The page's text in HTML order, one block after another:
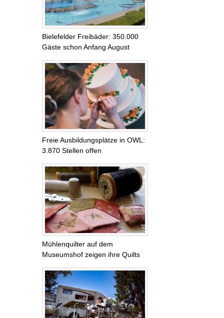
Bielefelder Freibäder: 350.000
Gäste schon Anfang August
Freie Ausbildungsplätze in OWL:
3.870 Stellen offen
Mühlenquilter auf dem
Museumshof zeigen ihre Quilts